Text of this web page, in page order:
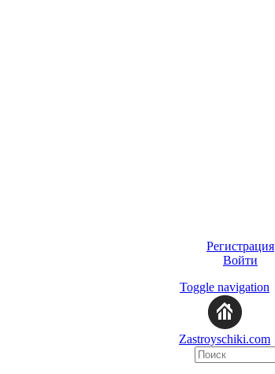
Регистрация
Войти
Toggle navigation
Zastroyschiki.com